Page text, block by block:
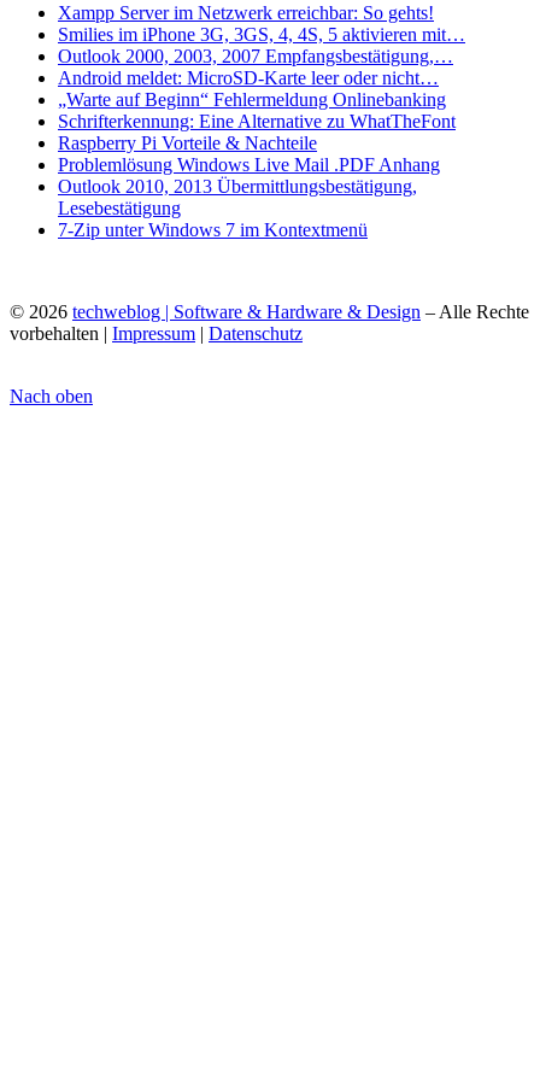
Xampp Server im Netzwerk erreichbar: So gehts!
Smilies im iPhone 3G, 3GS, 4, 4S, 5 aktivieren mit…
Outlook 2000, 2003, 2007 Empfangsbestätigung,…
Android meldet: MicroSD-Karte leer oder nicht…
„Warte auf Beginn“ Fehlermeldung Onlinebanking
Schrifterkennung: Eine Alternative zu WhatTheFont
Raspberry Pi Vorteile & Nachteile
Problemlösung Windows Live Mail .PDF Anhang
Outlook 2010, 2013 Übermittlungsbestätigung,
Lesebestätigung
7-Zip unter Windows 7 im Kontextmenü
© 2026 techweblog | Software & Hardware & Design – Alle Rechte
vorbehalten | Impressum | Datenschutz
Nach oben